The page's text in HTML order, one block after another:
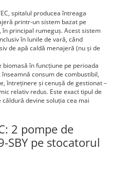
spitalul producea întreaga
printr-un sistem bazat pe
principal rumeguș. Acest sistem
în lunile de vară, când
de apă caldă menajeră (nu și de
în funcțiune pe perioada
consum de combustibil,
întreținere și cenușă de gestionat –
relativ redus. Este exact tipul de
devine soluția cea mai
2 pompe de
SBY pe stocatorul